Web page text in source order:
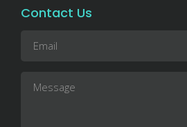
Contact Us